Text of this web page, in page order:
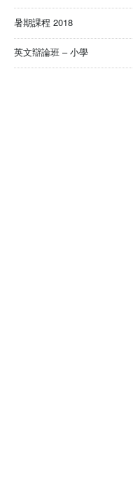
暑期課程 2018
英文辯論班 – 小學